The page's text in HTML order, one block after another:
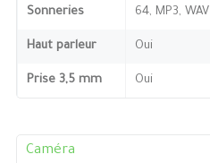
Sonneries 64, MP3, WAV
Haut parleur Oui
Prise 3,5 mm Oui
Caméra